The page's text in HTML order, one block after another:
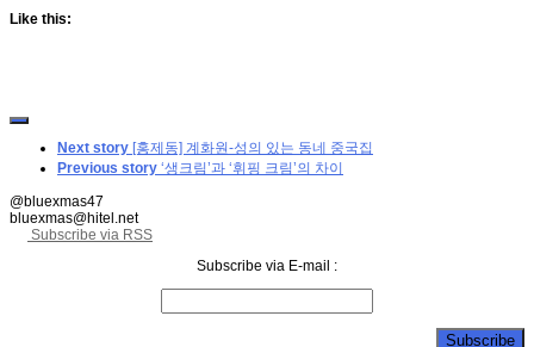
Like this:
Next story [홍제동] 계화원-성의 있는 동네 중국집
Previous story ‘생크림’과 ‘휘핑 크림’의 차이
@bluexmas47
bluexmas@hitel.net
Subscribe via RSS
Subscribe via E-mail :